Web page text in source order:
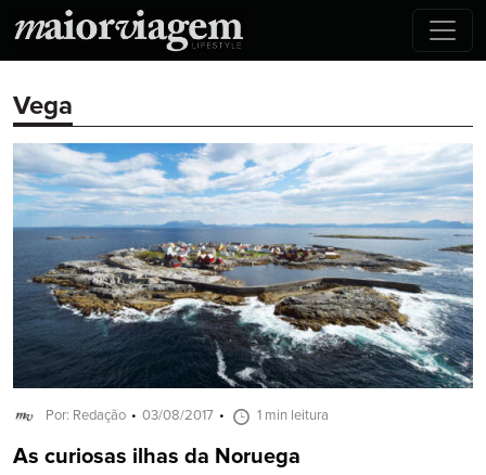
Vega
Por: Redação 03/08/2017 1 min leitura
As curiosas ilhas da Noruega